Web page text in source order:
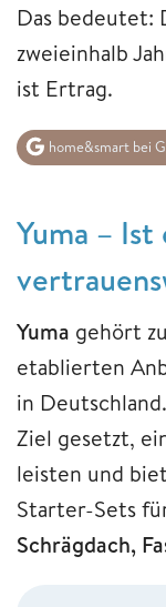
Das bedeutet:
zweieinhalb
ist Ertrag.
home&smart bei
Yuma –
Yuma gehört
etablierten
in
Ziel gesetzt,
leisten und
Starter-Sets
Schrägdach,